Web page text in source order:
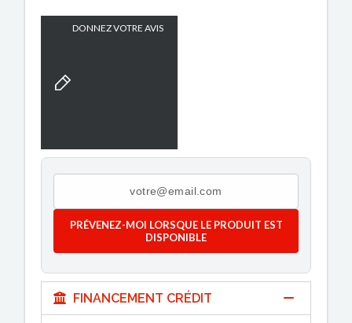
DONNEZ VOTRE AVIS
PRÉVENEZ-MOI LORSQUE LE PRODUIT EST
DISPONIBLE
FINANCEMENT CRÉDIT